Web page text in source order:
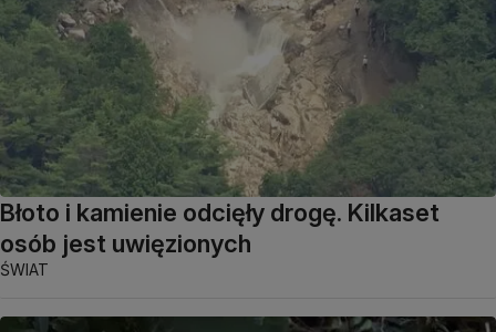
Błoto i kamienie odcięły drogę. Kilkaset
osób jest uwięzionych
ŚWIAT